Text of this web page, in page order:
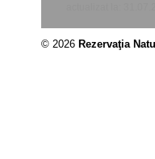
© 2026 Rezervaţia